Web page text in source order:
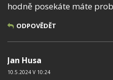
hodně posekáte máte
ODPOVĚDĚT
Jan Husa
10.5.2024 V 10:24